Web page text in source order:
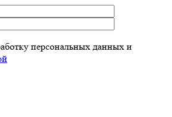
персональных данных и